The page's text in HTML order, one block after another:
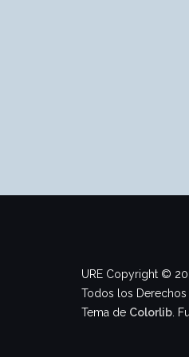
URE Copyright ©
Todos los Derechos
Tema de Colorlib .